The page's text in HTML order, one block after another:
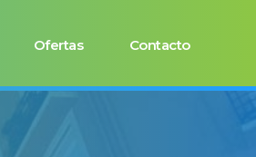
Ofertas Contacto